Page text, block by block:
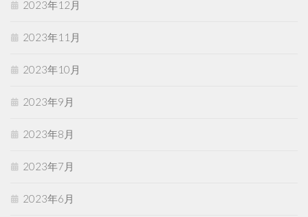
2023年12月
2023年11月
2023年10月
2023年9月
2023年8月
2023年7月
2023年6月